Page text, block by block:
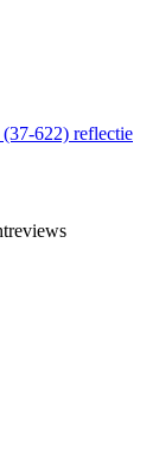
622) reflectie